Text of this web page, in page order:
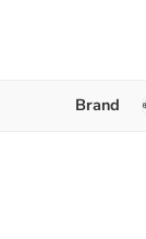
Brand